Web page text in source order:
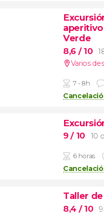
aperitivo
Verde
8,6 / 10
Varios
7 - 8h
9/ 10 10
6 horas
Taller
8,4 / 10